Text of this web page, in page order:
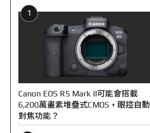
1
Canon EOS R5 Mark II可能會搭載
6,200萬畫素堆疊式CMOS + 眼控自動
對焦功能？